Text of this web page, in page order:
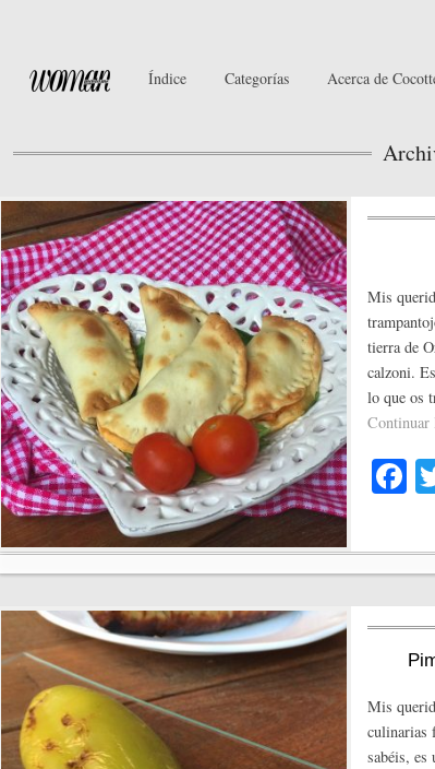
Índice Categorías Acerca de
Mis
tierra de
calzoni.
lo que os
Continuar
Mis
culinarias
sabéis, es